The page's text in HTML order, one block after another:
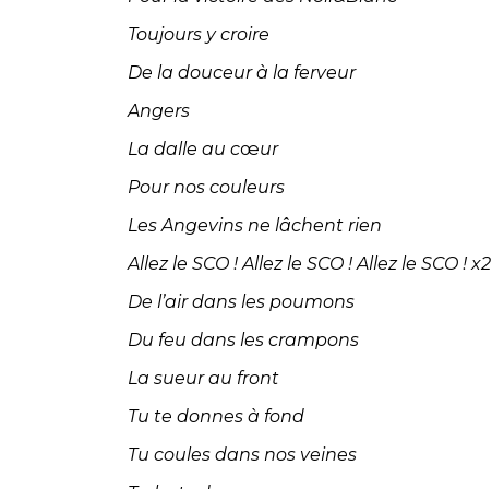
Toujours y croire
De la douceur à la ferveur
Angers
La dalle au cœur
Pour nos couleurs
Les Angevins ne lâchent rien
Allez le SCO ! Allez le SCO ! Allez le SCO ! x2
De l’air dans les poumons
Du feu dans les crampons
La sueur au front
Tu te donnes à fond
Tu coules dans nos veines